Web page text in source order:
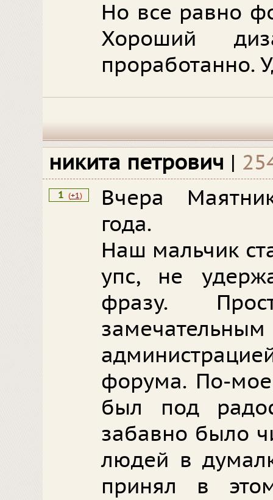
Но все равно
Хороший
проработанно.
никита петрович |
1 (+1)
Вчера
года.
Наш мальчик
упс, не
фразу.
форума. По-
был под
забавно было
людей в
принял в